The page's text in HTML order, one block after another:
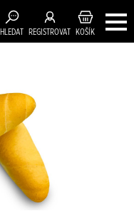
HLEDAT REGISTROVAT KOŠÍK